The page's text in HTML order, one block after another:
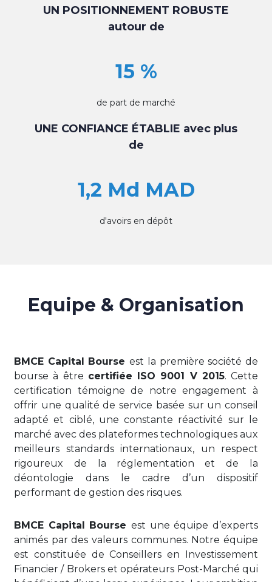
UN POSITIONNEMENT ROBUSTE
autour de
15 %
de part de marché
UNE CONFIANCE ÉTABLIE avec plus
de
1,2 Md MAD
d'avoirs en dépôt
Equipe & Organisation
BMCE Capital Bourseest la première société de
bourse à être certifiée ISO 9001 V 2015. Cette
certification témoigne de notre engagement à
offrir une qualité de service basée sur un conseil
adapté et ciblé, une constante réactivité sur le
marché avec des plateformes technologiques aux
meilleurs standards internationaux, un respect
rigoureux de la réglementation et de la
déontologie dans le cadre d’un dispositif
performant de gestion des risques.
BMCE Capital Bourse est une équipe d’experts
animés par des valeurs communes. Notre équipe
est constituée de Conseillers en Investissement
Financier / Brokers et opérateurs Post-Marché qui